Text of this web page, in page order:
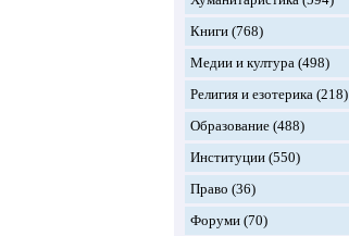
Книги (768)
Медии и култура (498)
Религия и езотерика (218)
Образование (488)
Институции (550)
Право (36)
Форуми (70)